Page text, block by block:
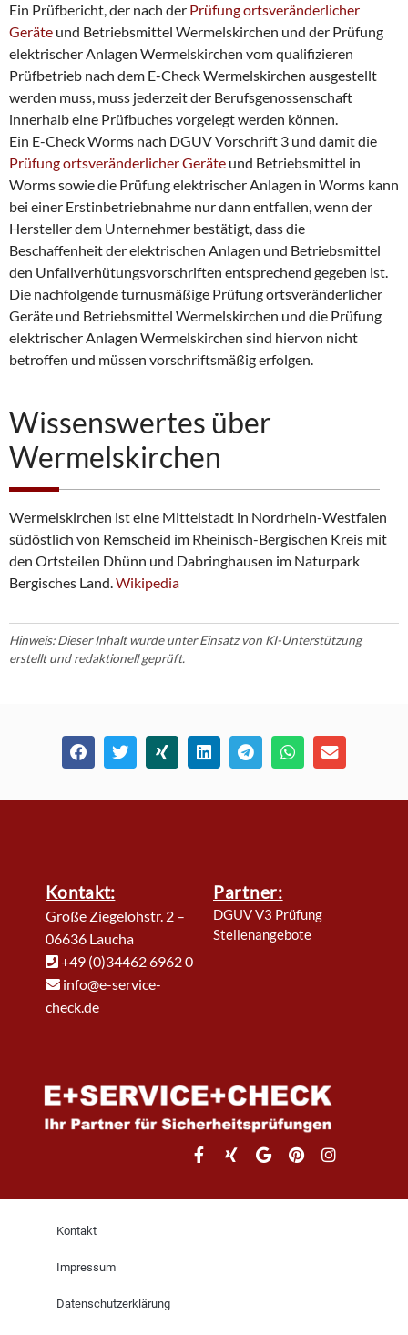
Ein Prüfbericht, der nach der Prüfung ortsveränderlicher
Geräte und Betriebsmittel Wermelskirchen und der Prüfung
elektrischer Anlagen Wermelskirchen vom qualifizieren
Prüfbetrieb nach dem E-Check Wermelskirchen ausgestellt
werden muss, muss jederzeit der Berufsgenossenschaft
innerhalb eine Prüfbuches vorgelegt werden können.
Ein E-Check Worms nach DGUV Vorschrift 3 und damit die
Prüfung ortsveränderlicher Geräte und Betriebsmittel in
Worms sowie die Prüfung elektrischer Anlagen in Worms kann
bei einer Erstinbetriebnahme nur dann entfallen, wenn der
Hersteller dem Unternehmer bestätigt, dass die
Beschaffenheit der elektrischen Anlagen und Betriebsmittel
den Unfallverhütungsvorschriften entsprechend gegeben ist.
Die nachfolgende turnusmäßige Prüfung ortsveränderlicher
Geräte und Betriebsmittel Wermelskirchen und die Prüfung
elektrischer Anlagen Wermelskirchen sind hiervon nicht
betroffen und müssen vorschriftsmäßig erfolgen.
Wissenswertes über
Wermelskirchen
Wermelskirchen ist eine Mittelstadt in Nordrhein-Westfalen
südöstlich von Remscheid im Rheinisch-Bergischen Kreis mit
den Ortsteilen Dhünn und Dabringhausen im Naturpark
Bergisches Land. Wikipedia
Hinweis: Dieser Inhalt wurde unter Einsatz von KI-Unterstützung
erstellt und redaktionell geprüft.
Kontakt:
Große Ziegelohstr. 2 –
06636 Laucha
+49 (0)34462 6962 0
info@e-service-
check.de
Partner:
DGUV V3 Prüfung
Stellenangebote
Kontakt
Impressum
Datenschutzerklärung